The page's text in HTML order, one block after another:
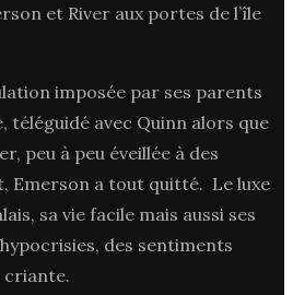
et River aux portes de l’île
imposée par ses parents
téléguidé avec Quinn alors que
peu à peu éveillée à des
Emerson a tout quitté. Le luxe
sa vie facile mais aussi ses
des sentiments
criante.